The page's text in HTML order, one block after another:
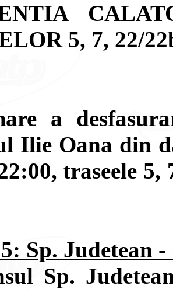
5, 7, 22/
a
Ilie Oana din
traseele
Sp. Judetean
Sp.